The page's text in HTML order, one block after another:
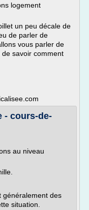
logement
un peu décale de
de parler de
vous parler de
savoir comment
- cours-de-
au niveau
généralement des
situation.